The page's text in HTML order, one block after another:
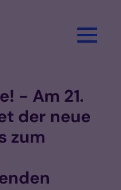
- Am 21.
der neue
zum